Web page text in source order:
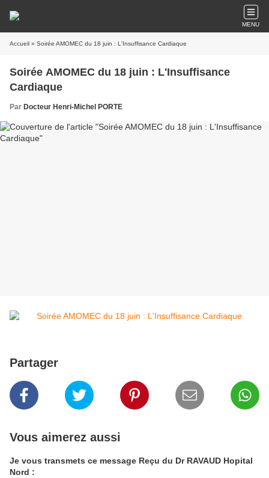
MENU
Accueil » Soirée AMOMEC du 18 juin : L'Insuffisance Cardiaque
Soirée AMOMEC du 18 juin : L'Insuffisance
Cardiaque
Par Docteur Henri-Michel PORTE
Partager
Vous aimerez aussi
Je vous transmets ce message Reçu du Dr RAVAUD Hopital
Nord :